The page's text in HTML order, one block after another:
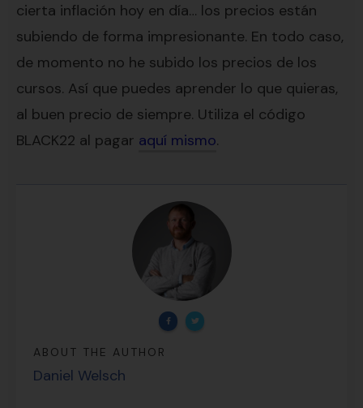
cierta inflación hoy en día… los precios están
subiendo de forma impresionante. En todo caso,
de momento no he subido los precios de los
cursos. Así que puedes aprender lo que quieras,
al buen precio de siempre. Utiliza el código
BLACK22 al pagar aquí mismo.
Lecciones por email...
ABOUT THE AUTHOR
Daniel Welsch